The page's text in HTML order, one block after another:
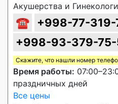
Акушерства и
☎
+998-77-
+998-93-379-75-
Скажите, что нашли номер
Время работы:
праздничных дней
Все цены